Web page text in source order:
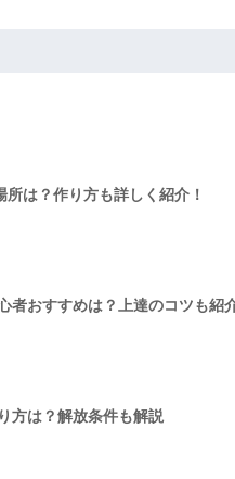
は？作り方も詳しく紹介！
者おすすめは？上達のコツも紹
方は？解放条件も解説